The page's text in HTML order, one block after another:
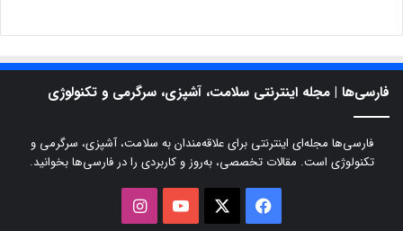
فارسی‌ها | مجله اینترنتی سلامت، آشپزی، سرگرمی و تکنولوژی
فارسی‌ها مجله‌ای اینترنتی برای علاقه‌مندان به سلامت، آشپزی، سرگرمی و
تکنولوژی است. مقالات تخصصی، به‌روز و کاربردی را در فارسی‌ها بخوانید.
فیسبوک یوتیوب